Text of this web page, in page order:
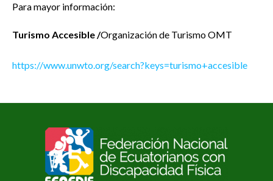
Para mayor información:
Turismo Accesible /Organización de Turismo OMT
https://www.unwto.org/search?keys=turismo+accesible